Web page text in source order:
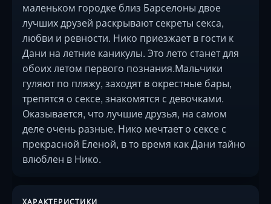
маленьком городке близ Барселоны двое
лучших друзей раскрывают секреты секса,
любви и ревности. Нико приезжает в гости к
Дани на летние каникулы. Это лето станет для
обоих летом первого познания.Мальчики
гуляют по пляжу, заходят в окрестные бары,
трепятся о сексе, знакомятся с девочками.
Оказывается, что лучшие друзья, на самом
деле очень разные. Нико мечтает о сексе с
прекрасной Еленой, в то время как Дани тайно
влюблен в Нико.
ХАРАКТЕРИСТИКИ